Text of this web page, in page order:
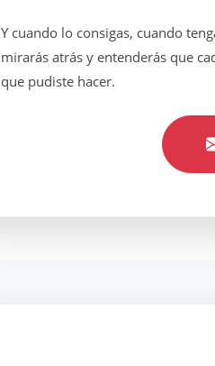
Y cuando lo consigas, cuando
mirarás atrás y entenderás que
que pudiste hacer.